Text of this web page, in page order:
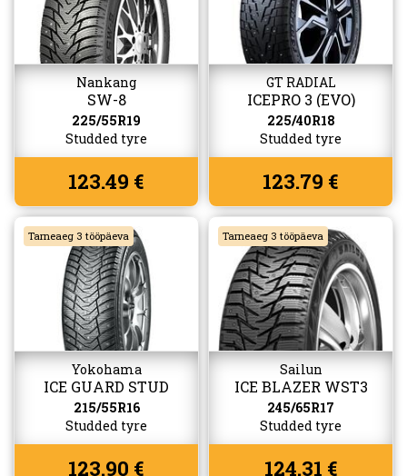
Nankang
SW-8
225/55R19
Studded tyre
123.49 €
GT RADIAL
ICEPRO 3 (EVO)
225/40R18
Studded tyre
123.79 €
Tarneaeg 3 tööpäeva
Yokohama
ICE GUARD STUD
(IG65)
215/55R16
Studded tyre
123.90 €
Tarneaeg 3 tööpäeva
Sailun
ICE BLAZER WST3
245/65R17
Studded tyre
124.31 €